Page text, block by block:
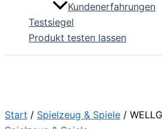
Kundenerfahrungen
Testsiegel
Produkt testen lassen
Start / Spielzeug & Spiele /